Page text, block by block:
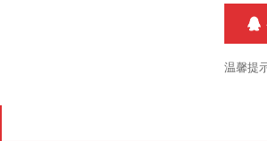
温馨提